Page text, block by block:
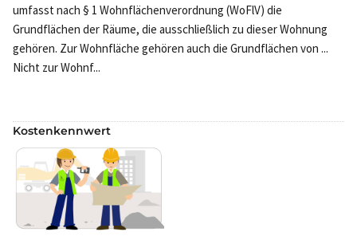
umfasst nach § 1 Wohnflächenverordnung (WoFlV) die
Grundflächen der Räume, die ausschließlich zu dieser Wohnung
gehören. Zur Wohnfläche gehören auch die Grundflächen von ...
Nicht zur Wohnf...
Kostenkennwert